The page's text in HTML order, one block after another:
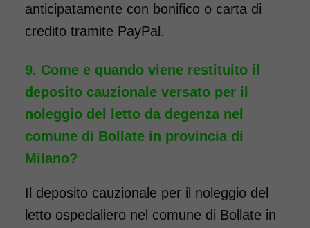
anticipatamente con bonifico o carta di
credito tramite PayPal.
Come e quando viene restituito il
deposito cauzionale versato per il
noleggio del letto da degenza nel
comune di Bollate in provincia di
Milano?
Il deposito cauzionale per il noleggio del
letto ospedaliero nel comune di Bollate in